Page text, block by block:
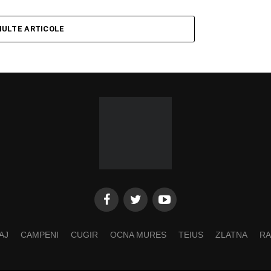
ARTICOLE
CAMPENI CUGIR OCNA MURES TEIUS ZLATNA